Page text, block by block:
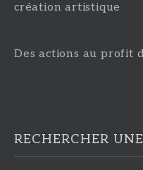
création artistique
Des actions au profit
RECHERCHER